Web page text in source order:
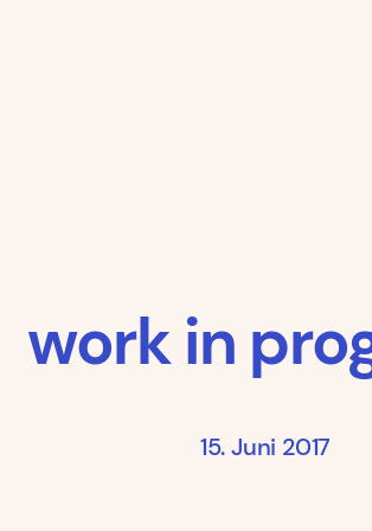
work in
15. Juni 2017